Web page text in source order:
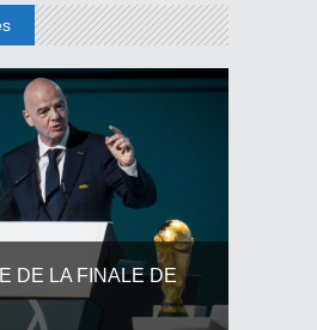
DE LA FINALE DE